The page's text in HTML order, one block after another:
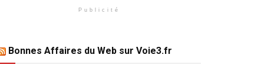
Publicité
Bonnes Affaires du Web sur Voie3.fr